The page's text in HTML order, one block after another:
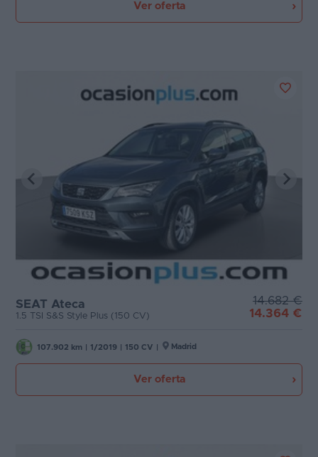
Ver oferta
SEAT Ateca
1.5 TSI S&S Style Plus (150 CV)
14.682 €
14.364 €
107.902 km 1/2019 150 CV Madrid
Ver oferta